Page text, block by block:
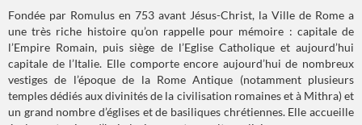
Fondée par Romulus en 753 avant Jésus-Christ, la Ville de Rome a
une très riche histoire qu’on rappelle pour mémoire : capitale de
l’Empire Romain, puis siège de l’Eglise Catholique et aujourd’hui
capitale de l’Italie. Elle comporte encore aujourd’hui de nombreux
vestiges de l’époque de la Rome Antique (notamment plusieurs
temples dédiés aux divinités de la civilisation romaines et à Mithra) et
un grand nombre d’églises et de basiliques chrétiennes. Elle accueille